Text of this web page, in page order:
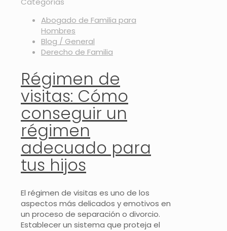
Abogado de Familia para
Hombres
Blog / General
Derecho de Familia
Régimen de
visitas: Cómo
conseguir un
régimen
adecuado para
tus hijos
El régimen de visitas es uno de los
aspectos más delicados y emotivos en
un proceso de separación o divorcio.
Establecer un sistema que proteja el